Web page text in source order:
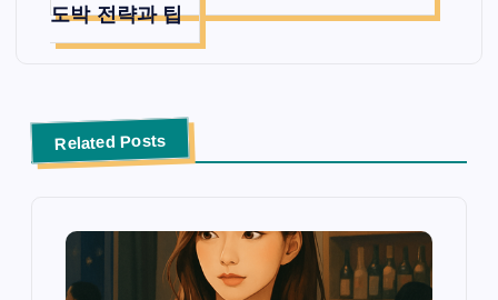
도박 전략과 팁
Related Posts